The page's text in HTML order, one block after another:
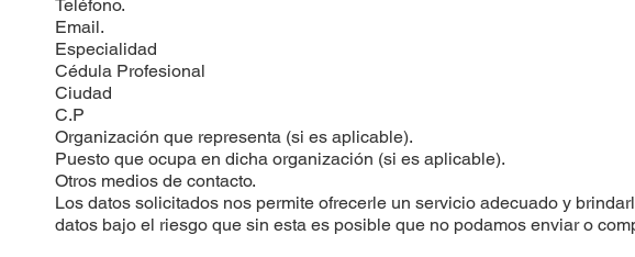
Teléfono.
Email.
Especialidad
Cédula Profesional
Ciudad
C.P
Organización que representa (si es aplicable).
Puesto que ocupa en dicha organización (si es aplicable).
Otros medios de contacto.
Los datos solicitados nos permite ofrecerle un servicio adecuado y
datos bajo el riesgo que sin esta es posible que no podamos enviar o